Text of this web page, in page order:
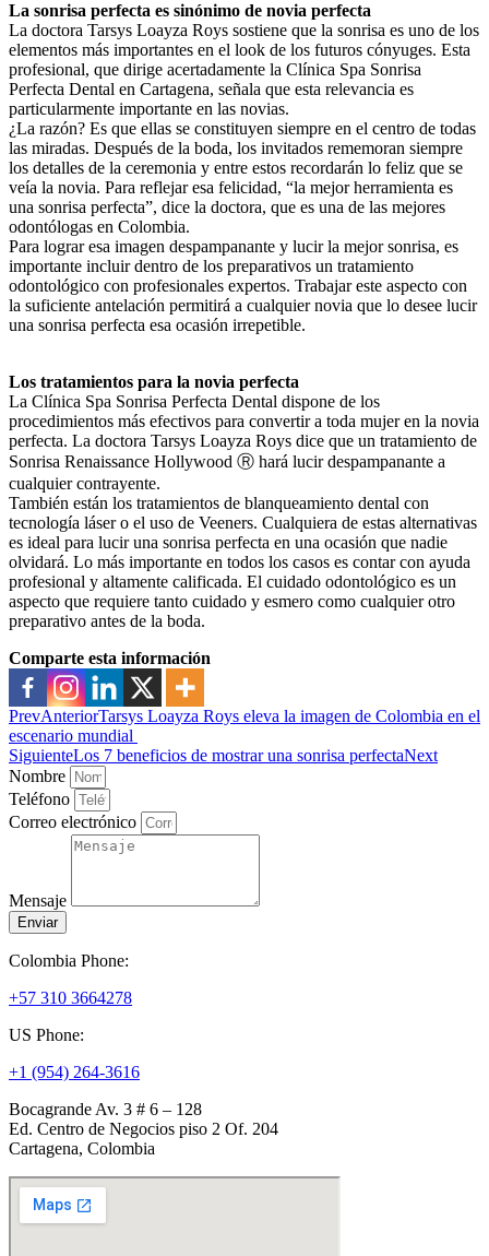
La sonrisa perfecta es sinónimo de novia perfecta
La doctora Tarsys Loayza Roys sostiene que la sonrisa es uno de los
elementos más importantes en el look de los futuros cónyuges. Esta
profesional, que dirige acertadamente la Clínica Spa Sonrisa
Perfecta Dental en Cartagena, señala que esta relevancia es
particularmente importante en las novias.
¿La razón? Es que ellas se constituyen siempre en el centro de todas
las miradas. Después de la boda, los invitados rememoran siempre
los detalles de la ceremonia y entre estos recordarán lo feliz que se
veía la novia. Para reflejar esa felicidad, “la mejor herramienta es
una sonrisa perfecta”, dice la doctora, que es una de las mejores
odontólogas en Colombia.
Para lograr esa imagen despampanante y lucir la mejor sonrisa, es
importante incluir dentro de los preparativos un tratamiento
odontológico con profesionales expertos. Trabajar este aspecto con
la suficiente antelación permitirá a cualquier novia que lo desee lucir
una sonrisa perfecta esa ocasión irrepetible.
Los tratamientos para la novia perfecta
La Clínica Spa Sonrisa Perfecta Dental dispone de los
procedimientos más efectivos para convertir a toda mujer en la novia
perfecta. La doctora Tarsys Loayza Roys dice que un tratamiento de
Sonrisa Renaissance Hollywood Ⓡ hará lucir despampanante a
cualquier contrayente.
También están los tratamientos de blanqueamiento dental con
tecnología láser o el uso de Veeners. Cualquiera de estas alternativas
es ideal para lucir una sonrisa perfecta en una ocasión que nadie
olvidará. Lo más importante en todos los casos es contar con ayuda
profesional y altamente calificada. El cuidado odontológico es un
aspecto que requiere tanto cuidado y esmero como cualquier otro
preparativo antes de la boda.
Comparte esta información
PrevAnteriorTarsys Loayza Roys eleva la imagen de Colombia en el
escenario mundial
SiguienteLos 7 beneficios de mostrar una sonrisa perfectaNext
Nombre
Teléfono
Correo electrónico
Mensaje
Enviar
Colombia Phone:
+57 310 3664278
US Phone:
+1 (954) 264-3616
Bocagrande Av. 3 # 6 – 128
Ed. Centro de Negocios piso 2 Of. 204
Cartagena, Colombia